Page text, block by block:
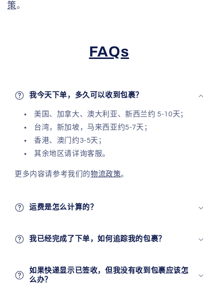
策。
FAQs
我今天下单，多久可以收到包裹？
美国、加拿大、澳大利亚、新西兰约 5-10天；
台湾，新加坡，马来西亚约5-7天；
香港、澳门约3-5天；
其余地区请详询客服。
更多内容请参考我们的物流政策。
运费是怎么计算的？
我已经完成了下单，如何追踪我的包裹？
如果快递显示已签收，但我没有收到包裹应该怎
么办？